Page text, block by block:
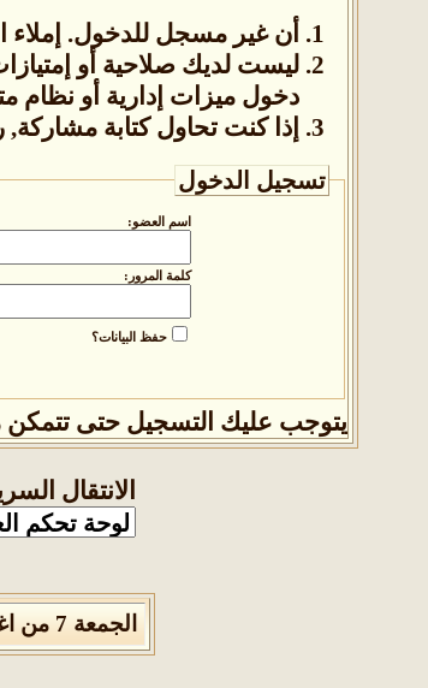
أن غير مسجل للدخول. إملاء
ليست لديك صلاحية أو
دخول ميزات إدارية أو نظام
إذا كنت تحاول كتابة
تسجيل الدخول
اسم العضو:
كلمة المرور:
حفظ البيانات؟
يتوجب عليك التسجيل حتى
الانتقال
الجمعة 7 من اغسطس 2026 , الساعة الان 09:54:46 صباحاً.